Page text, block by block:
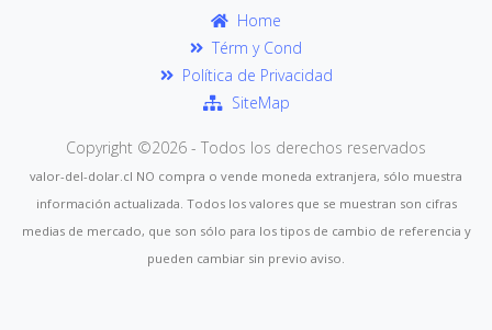
Home
Térm y Cond
Política de Privacidad
SiteMap
Copyright ©2026 - Todos los derechos reservados
valor-del-dolar.cl NO compra o vende moneda extranjera, sólo muestra
información actualizada. Todos los valores que se muestran son cifras
medias de mercado, que son sólo para los tipos de cambio de referencia y
pueden cambiar sin previo aviso.